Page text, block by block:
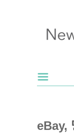
eBay,